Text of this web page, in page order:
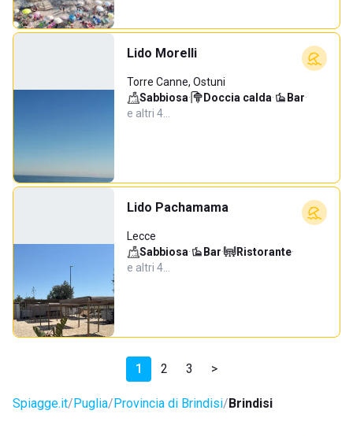
Lido Morelli
Torre Canne, Ostuni
Sabbiosa· Doccia calda· Bar·
e altri 4…
Lido Pachamama
Lecce
Sabbiosa· Bar· Ristorante·
e altri 4…
1 2 3 >
Spiagge.it Puglia Provincia di Brindisi Brindisi